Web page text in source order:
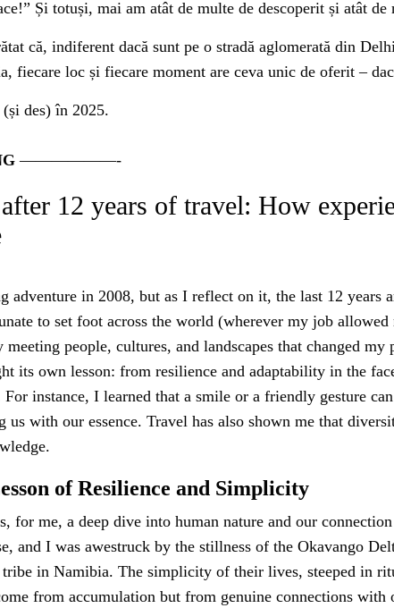
Și totuși, mai am atât de multe de descoperit și atât
că, indiferent dacă sunt pe o stradă aglomerată din
fiecare loc și fiecare moment are ceva unic de oferit –
des) în 2025.
——————-
12 years of travel: How
adventure in 2008, but as I reflect on it, the last 12 years
to set foot across the world (wherever my job
meeting people, cultures, and landscapes that changed
its own lesson: from resilience and adaptability in the
instance, I learned that a smile or a friendly gesture
us with our essence. Travel has also shown me that
of Resilience and Simplicity
for me, a deep dive into human nature and our
and I was awestruck by the stillness of the Okavango
in Namibia. The simplicity of their lives, steeped in
from accumulation but from genuine connections with